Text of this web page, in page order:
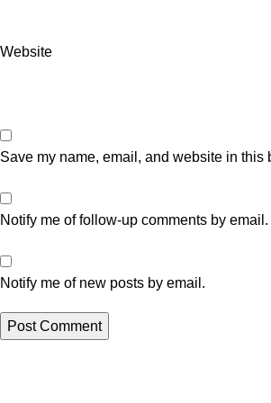
Website
Save my name, email, and website in this
Notify me of follow-up comments by email.
Notify me of new posts by email.